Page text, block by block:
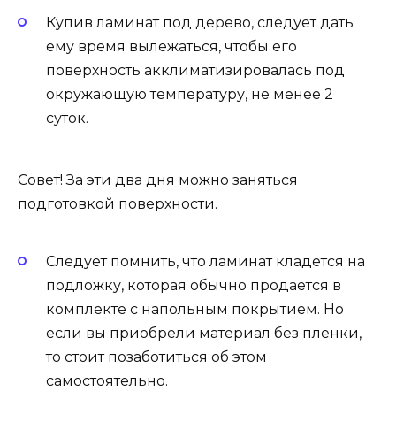
Купив ламинат под дерево, следует дать
ему время вылежаться, чтобы его
поверхность акклиматизировалась под
окружающую температуру, не менее 2
суток.
Совет! За эти два дня можно заняться
подготовкой поверхности.
Следует помнить, что ламинат кладется на
подложку, которая обычно продается в
комплекте с напольным покрытием. Но
если вы приобрели материал без пленки,
то стоит позаботиться об этом
самостоятельно.